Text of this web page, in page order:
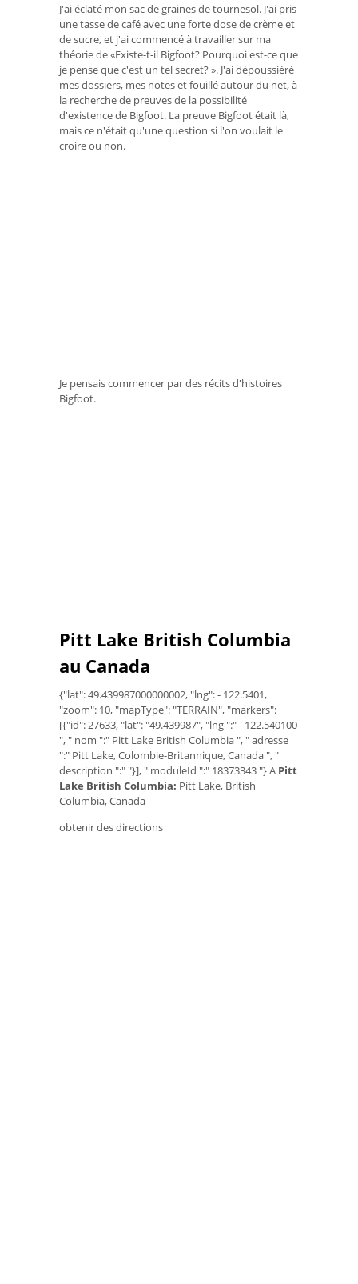
J'ai éclaté mon sac de graines de tournesol. J'ai pris
une tasse de café avec une forte dose de crème et
de sucre, et j'ai commencé à travailler sur ma
théorie de «Existe-t-il Bigfoot? Pourquoi est-ce que
je pense que c'est un tel secret? ». J'ai dépoussiéré
mes dossiers, mes notes et fouillé autour du net, à
la recherche de preuves de la possibilité
d'existence de Bigfoot. La preuve Bigfoot était là,
mais ce n'était qu'une question si l'on voulait le
croire ou non.
Je pensais commencer par des récits d'histoires
Bigfoot.
Pitt Lake British Columbia
au Canada
{"lat": 49.439987000000002, "lng": - 122.5401,
"zoom": 10, "mapType": "TERRAIN", "markers":
[{"id": 27633, "lat": "49.439987", "lng ":" - 122.540100
", " nom ":" Pitt Lake British Columbia ", " adresse
":" Pitt Lake, Colombie-Britannique, Canada ", "
description ":" "}], " moduleId ":" 18373343 "} A Pitt
Lake British Columbia: Pitt Lake, British
Columbia, Canada
obtenir des directions